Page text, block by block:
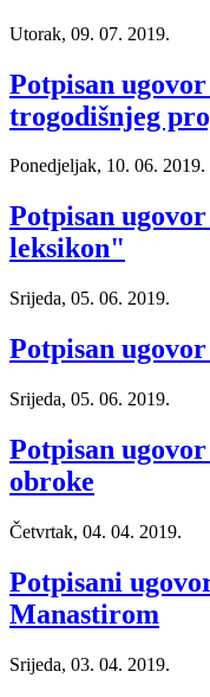
Utorak, 09. 07. 2019.
Potpisan
trogodišnjeg
Ponedjeljak, 10. 06. 2019.
Potpisan
leksikon"
Srijeda, 05. 06. 2019.
Potpisan
Srijeda, 05. 06. 2019.
Potpisan
obroke
Četvrtak, 04. 04. 2019.
Potpisani
Manastirom
Srijeda, 03. 04. 2019.